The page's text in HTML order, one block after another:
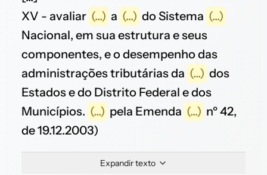
XV - avaliar (...) a (...) do Sistema (...)
Nacional, em sua estrutura e seus
componentes, e o desempenho das
administrações tributárias da (...) dos
Estados e do Distrito Federal e dos
Municípios. (...) pela Emenda (...) nº 42,
de 19.12.2003)
Expandir texto